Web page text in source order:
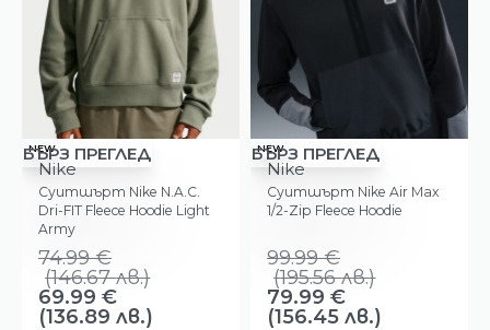
-7%
NEW
БЪРЗ ПРЕГЛЕД
Nike
Суитшърт Nike N.A.C.
Dri-FIT Fleece Hoodie Light
Army
74.99€
(146.67лв.)
69.99 €
(136.89 лв.)
-20%
NEW
БЪРЗ ПРЕГЛЕД
Nike
Суитшърт Nike Air Max
1/2-Zip Fleece Hoodie
99.99€
(195.56лв.)
79.99 €
(156.45 лв.)